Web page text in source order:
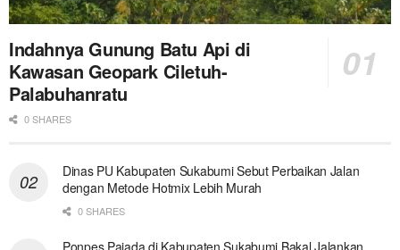
Indahnya Gunung Batu Api di
Kawasan Geopark Ciletuh-
Palabuhanratu
0 SHARES
Dinas PU Kabupaten Sukabumi Sebut Perbaikan Jalan
dengan Metode Hotmix Lebih Murah
0 SHARES
Ponpes Pajada di Kabupaten Sukabumi Bakal Jalankan